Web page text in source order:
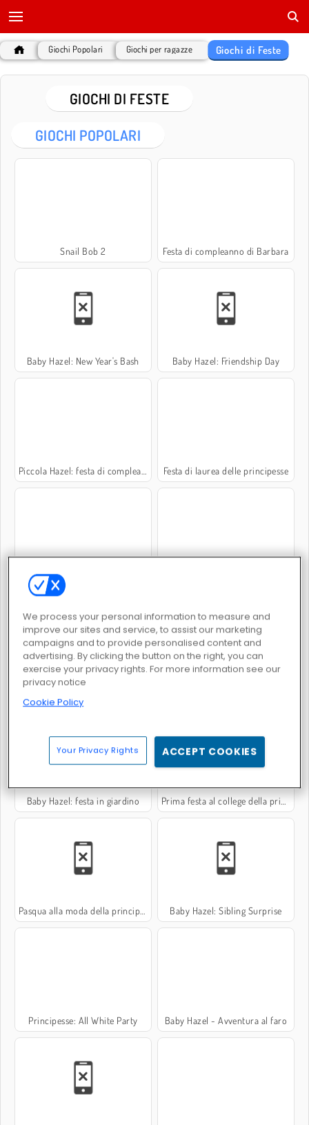
Giochi Popolari Giochi per ragazze Giochi di Feste
GIOCHI DI FESTE
GIOCHI POPOLARI
Snail Bob 2 Festa di compleanno di Barbara
Baby Hazel: New Year's Bash Baby Hazel: Friendship Day
Piccola Hazel: festa di compleanno Festa di laurea delle principesse
Il Natale di Baby Hazel
Baby Hazel: appuntamento giocoso
Baby Hazel: festa in giardino Prima festa al college della principessa
Pasqua alla moda della principessa Baby Hazel: Sibling Surprise
Principesse: All White Party Baby Hazel - Avventura al faro
We process your personal information to measure and
improve our sites and service, to assist our marketing
campaigns and to provide personalised content and
advertising. By clicking the button on the right, you can
exercise your privacy rights. For more information see our
privacy notice
Cookie Policy
Your Privacy Rights ACCEPT COOKIES